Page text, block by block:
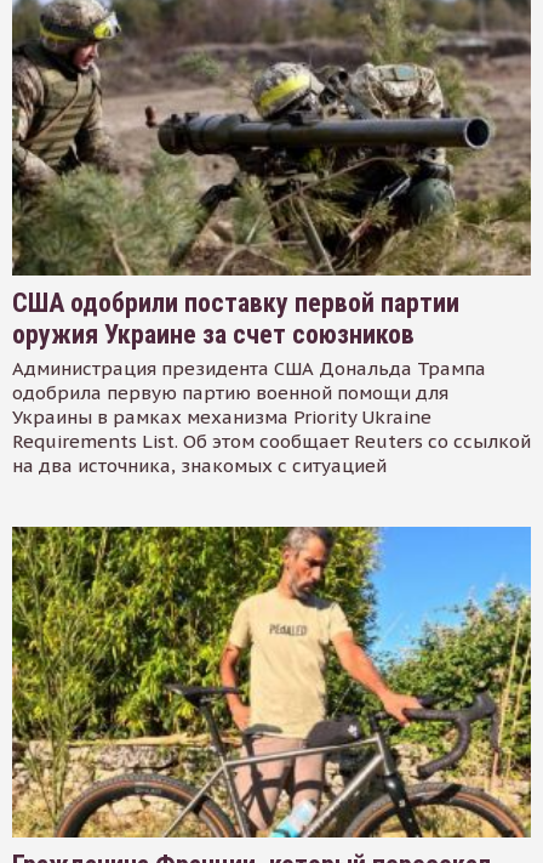
США одобрили поставку первой партии
оружия Украине за счет союзников
Администрация президента США Дональда Трампа
одобрила первую партию военной помощи для
Украины в рамках механизма Priority Ukraine
Requirements List. Об этом сообщает Reuters со ссылкой
на два источника, знакомых с ситуацией